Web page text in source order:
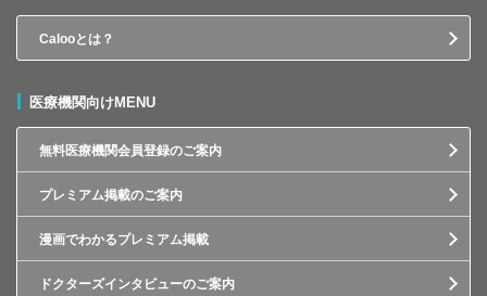
Calooとは？
医療機関向けMENU
無料医療機関会員登録のご案内
プレミアム掲載のご案内
漫画でわかるプレミアム掲載
ドクターズインタビューのご案内